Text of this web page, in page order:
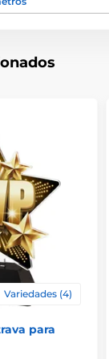
Variedades (4)
para